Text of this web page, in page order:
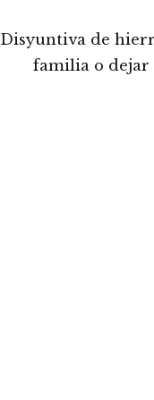
Disyuntiva de
familia o dejar